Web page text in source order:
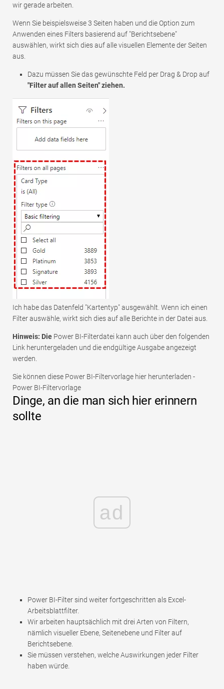
wir gerade arbeiten.
Wenn Sie beispielsweise 3 Seiten haben und die Option zum
Anwenden eines Filters basierend auf "Berichtsebene"
auswählen, wirkt sich dies auf alle visuellen Elemente der Seiten
aus.
Dazu müssen Sie das gewünschte Feld per Drag & Drop auf
"Filter auf allen Seiten" ziehen.
Ich habe das Datenfeld "Kartentyp" ausgewählt. Wenn ich einen
Filter auswähle, wirkt sich dies auf alle Berichte in der Datei aus.
Hinweis: Die Power BI-Filterdatei kann auch über den folgenden
Link heruntergeladen und die endgültige Ausgabe angezeigt
werden.
Sie können diese Power BI-Filtervorlage hier herunterladen -
Power BI-Filtervorlage
Dinge, an die man sich hier erinnern
sollte
ad
Power BI-Filter sind weiter fortgeschritten als Excel-
Arbeitsblattfilter.
Wir arbeiten hauptsächlich mit drei Arten von Filtern,
nämlich visueller Ebene, Seitenebene und Filter auf
Berichtsebene.
Sie müssen verstehen, welche Auswirkungen jeder Filter
haben würde.